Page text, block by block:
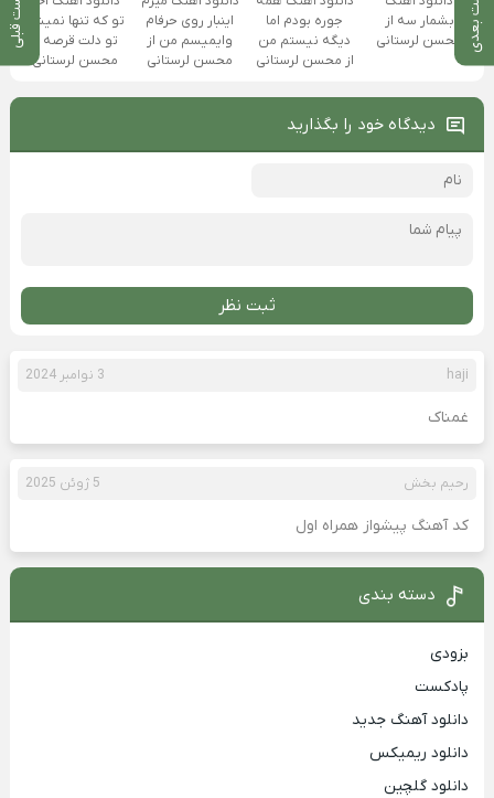
پست بعدی پست قبلی
بشمار سه از
محسن لرستانی
جوره بودم اما
دیگه نیستم من
از محسن لرستانی
اینبار روی حرفام
وایمیسم من از
محسن لرستانی
تو که تنها نمیشی
تو دلت قرصه از
محسن لرستانی
دیدگاه خود را بگذارید
ثبت نظر
haji 3 نوامبر 2024
غمناک
رحیم بخش 5 ژوئن 2025
کد آهنگ پیشواز همراه اول
دسته بندی
بزودی
پادکست
دانلود آهنگ جدید
دانلود ریمیکس
دانلود گلچین